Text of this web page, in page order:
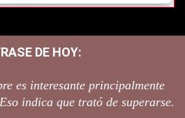
DE HOY:
es interesante principalmente
indica que trató de superarse.